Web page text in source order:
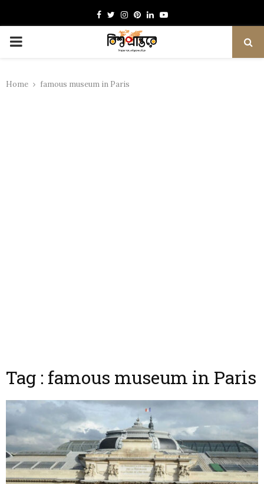
Facebook
TwitterInstagram
Pinterest
LinkedinYoutube
PRIMARY
Home famous museum in Paris
Tag : famous museum in Paris